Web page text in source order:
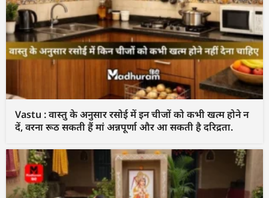
Vastu : वास्तु के अनुसार रसोई में इन चीजों को कभी खत्म होने न
दें, वरना रूठ सकती हैं मां अन्नपूर्णा और आ सकती है दरिद्रता.